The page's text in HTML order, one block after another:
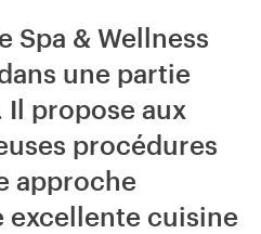
Spa & Wellness
une partie
Il propose aux
procédures
approche
cuisine